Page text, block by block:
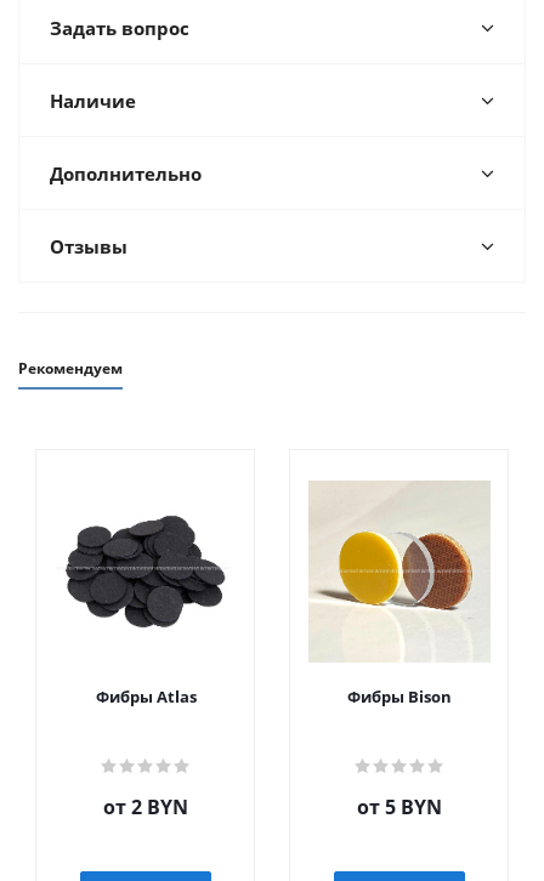
Задать вопрос
Наличие
Дополнительно
Отзывы
Рекомендуем
Фибры Atlas
от2 BYN
Фибры Bison
от5 BYN